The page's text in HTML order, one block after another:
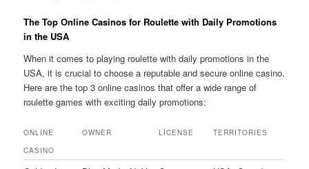
The Top Online Casinos for Roulette with Daily Promotions
in the USA
When it comes to playing roulette with daily promotions in the
USA, it is crucial to choose a reputable and secure online casino.
Here are the top 3 online casinos that offer a wide range of
roulette games with exciting daily promotions:
ONLINE
CASINO
OWNER LICENSE TERRITORIES